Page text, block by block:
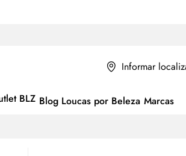
Informar
Blog Loucas por Beleza Marcas